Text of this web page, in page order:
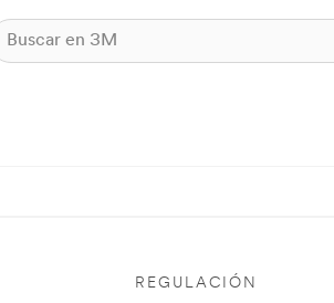
REGULACIÓN